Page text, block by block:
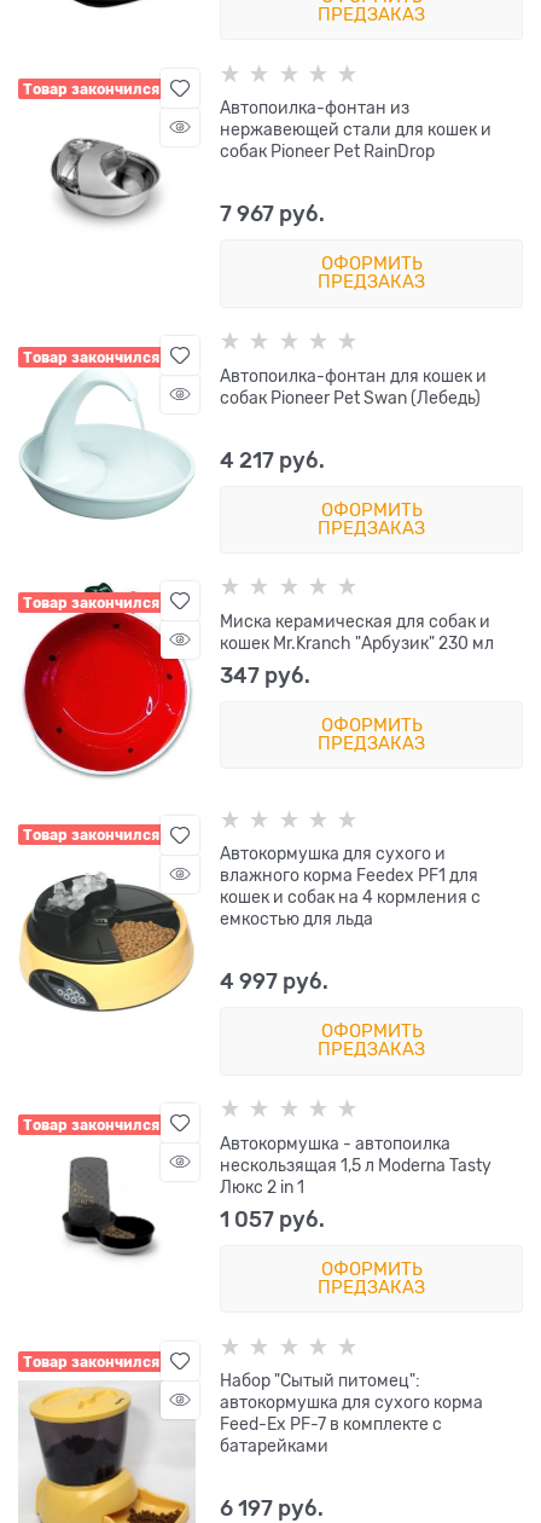
ПРЕДЗАКАЗ
Товар закончился
Автопоилка-фонтан из
нержавеющей стали для кошек и
собак Pioneer Pet RainDrop
7 967 руб.
ОФОРМИТЬ
ПРЕДЗАКАЗ
Товар закончился
Автопоилка-фонтан для кошек и
собак Pioneer Pet Swan (Лебедь)
4 217 руб.
ОФОРМИТЬ
ПРЕДЗАКАЗ
Товар закончился
Миска керамическая для собак и
кошек Mr.Kranch "Арбузик" 230 мл
347 руб.
ОФОРМИТЬ
ПРЕДЗАКАЗ
Товар закончился
Автокормушка для сухого и
влажного корма Feedex PF1 для
кошек и собак на 4 кормления с
емкостью для льда
4 997 руб.
ОФОРМИТЬ
ПРЕДЗАКАЗ
Товар закончился
Автокормушка - автопоилка
нескользящая 1,5 л Moderna Tasty
Люкс 2 in 1
1 057 руб.
ОФОРМИТЬ
ПРЕДЗАКАЗ
Товар закончился
Набор "Сытый питомец":
автокормушка для сухого корма
Feed-Ex PF-7 в комплекте с
батарейками
6 197 руб.